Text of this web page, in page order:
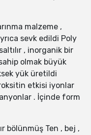
malzeme ,
sevk edildi Poly
, inorganik bir
olmak büyük
yük üretildi
etkisi iyonlar
. İçinde form
bölünmüş Ten , bej ,